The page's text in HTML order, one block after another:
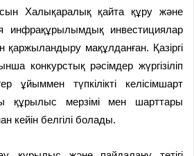
Халықаралық қайта құру және
инфрақұрылымдық инвестициялар
қаржыландыру мақұлданған. Қазіргі
конкурстық рәсімдер жүргізіліп
ұйыммен түпкілікті келісімшарт
құрылыс мерзімі мен шарттары
кейін белгілі болады.